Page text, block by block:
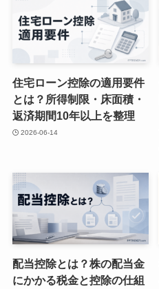
住宅ローン控除の適用要件
とは？所得制限・床面積・
返済期間10年以上を整理
2026-06-14
配当控除とは？株の配当金
にかかる税金と控除の仕組